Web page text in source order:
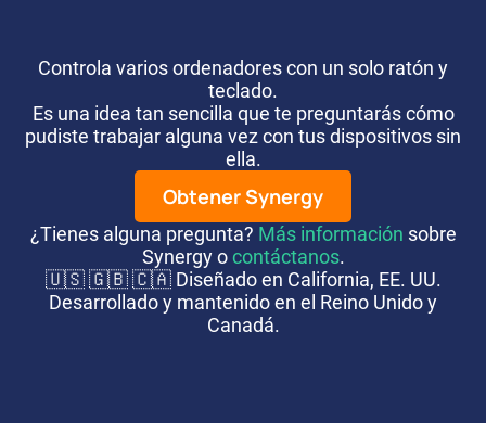
Controla varios ordenadores con un solo ratón y
teclado.
Es una idea tan sencilla que te preguntarás cómo
pudiste trabajar alguna vez con tus dispositivos sin
ella.
Obtener Synergy
¿Tienes alguna pregunta? Más información sobre
Synergy ocontáctanos.
🇺🇸 🇬🇧 🇨🇦 Diseñado en California, EE. UU.
Desarrollado y mantenido en el Reino Unido y
Canadá.